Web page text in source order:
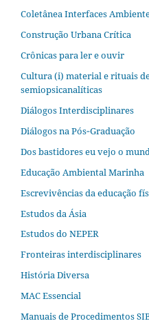
Coletânea Interfaces
Construção Urbana Crítica
Crônicas para ler e ouvir
Cultura (i) material e rituais
semiopsicanalíticas
Diálogos Interdisciplinares
Diálogos na Pós‐Graduação
Dos bastidores eu vejo o
Educação Ambiental Marinha
Escrevivências da educação
Estudos da Ásia​
Estudos do NEPER
Fronteiras interdisciplinares
História Diversa
MAC Essencial
Manuais de Procedimentos